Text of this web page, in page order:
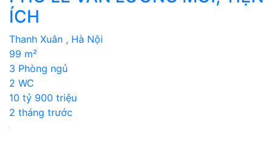
ÍCH
Thanh Xuân , Hà Nội
99 m²
3 Phòng ngủ
2 WC
10 tỷ 900 triệu
2 tháng trước